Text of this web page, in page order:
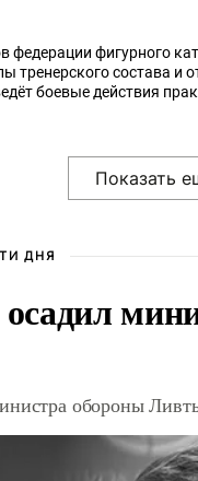
федерации фигурного
тренерского состава и
боевые действия
ДНЯ
обороны